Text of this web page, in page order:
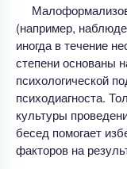
(например,
иногда в течение
степени основаны
психологической
психодиагноста.
культуры
бесед помогает
факторов на